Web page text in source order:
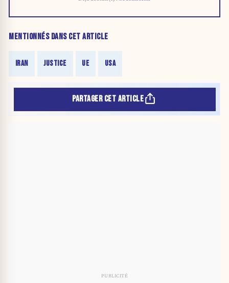
MENTIONNÉS DANS CET ARTICLE
IRAN JUSTICE UE USA
PARTAGER CET ARTICLE